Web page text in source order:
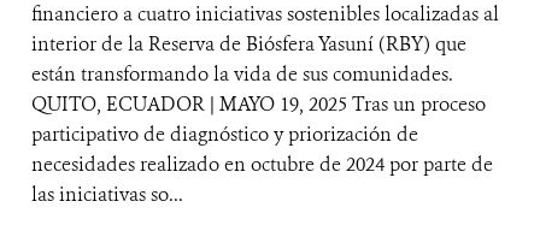
financiero a cuatro iniciativas sostenibles localizadas al
interior de la Reserva de Biósfera Yasuní (RBY) que
están transformando la vida de sus comunidades.
QUITO, ECUADOR | MAYO 19, 2025 Tras un proceso
participativo de diagnóstico y priorización de
necesidades realizado en octubre de 2024 por parte de
las iniciativas so...